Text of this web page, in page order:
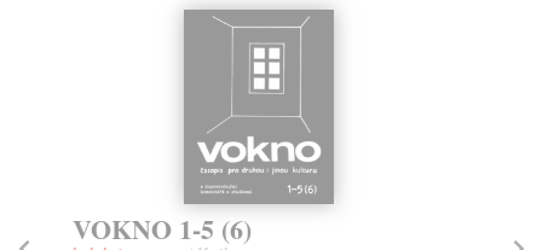
Vojtěch Lindaur